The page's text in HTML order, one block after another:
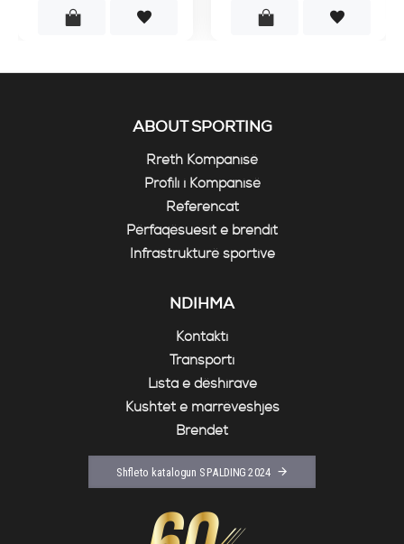
ABOUT SPORTING
Rreth Kompanisë
Profili i Kompanisë
Referencat
Përfaqësuesit e brendit
Infrastrukturë sportive
NDIHMA
Kontakti
Transporti
Lista e dëshirave
Kushtet e marrëveshjes
Brendet
Shfleto katalogun SPALDING 2024